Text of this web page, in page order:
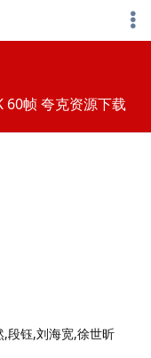
60帧 夸克资源下载
段钰,刘海宽,徐世昕